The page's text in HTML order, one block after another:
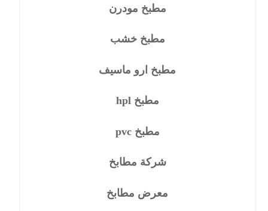
مطبخ مودرن
مطبخ خشب
مطبخ ارو ماسيف
مطبخ hpl
مطبخ pvc
شركة مطابخ
معرض مطابخ